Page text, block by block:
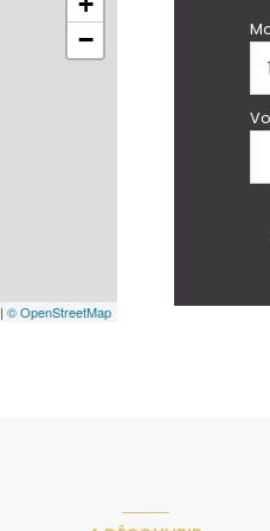
−
| © OpenStreetMap